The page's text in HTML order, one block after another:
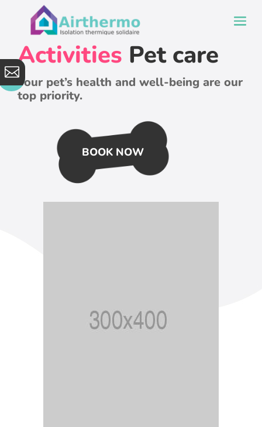

Activities Pet care
Your pet’s health and well-being are our
top priority.
BOOK NOW